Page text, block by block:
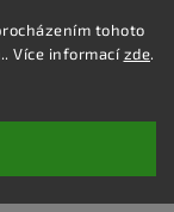
tohoto
Více informacízde.
Hľadať
- 5X7